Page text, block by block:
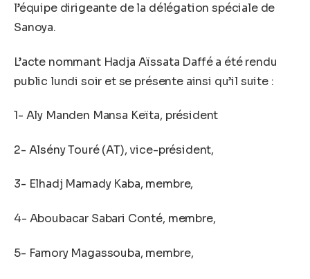
l’équipe dirigeante de la délégation spéciale de
Sanoya.
L’acte nommant Hadja Aïssata Daffé a été rendu
public lundi soir et se présente ainsi qu’il suite :
1- Aly Manden Mansa Keïta, président
2- Alsény Touré (AT), vice-président,
3- Elhadj Mamady Kaba, membre,
4- Aboubacar Sabari Conté, membre,
5- Famory Magassouba, membre,